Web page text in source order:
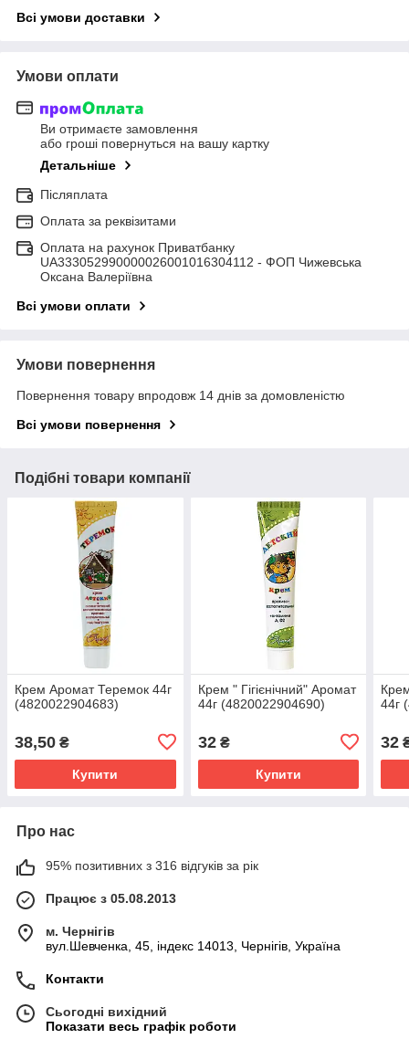
Всі умови доставки
Умови оплати
Ви отримаєте замовлення
або гроші повернуться на вашу картку
Детальніше
Післяплата
Оплата за реквізитами
Оплата на рахунок Приватбанку
UA333052990000026001016304112 - ФОП Чижевська
Оксана Валеріївна
Всі умови оплати
Умови повернення
Повернення товару впродовж 14 днів за домовленістю
Всі умови повернення
Подібні товари компанії
Крем Аромат Теремок 44г
(4820022904683)
38,50 ₴
Купити
Крем " Гігієнічний" Аромат
44г (4820022904690)
32₴
Купити
44г
32
Про нас
95% позитивних з 316 відгуків за рік
Працює з 05.08.2013
м. Чернігів
вул.Шевченка, 45, індекс 14013, Чернігів, Україна
Контакти
Сьогодні вихідний
Показати весь графік роботи